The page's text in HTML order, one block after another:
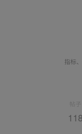
指标
帖子
118